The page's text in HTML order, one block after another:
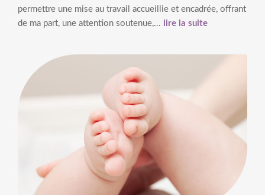
permettre une mise au travail accueillie et encadrée, offrant
de ma part, une attention soutenue,...
lire la suite